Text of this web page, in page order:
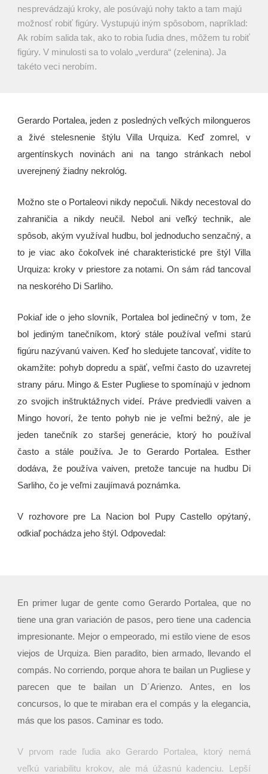
nesprevádzajú kroky, ale posúvajú nohy takto a tam majú
možnosť robiť figúry. Vystupujú iným spôsobom, napríklad:
Ak robím salida tak, ako to robia ľudia dnes, môžem tu robiť
figúry. V minulosti sa to volalo „verdura“ (zelenina). Ja
takéto veci nerobím.
Gerardo Portalea, jeden z posledných veľkých milongueros
a živé stelesnenie štýlu Villa Urquiza. Keď zomrel, v
argentínskych novinách ani na tango stránkach nebol
uverejnený žiadny nekrológ.
Možno ste o Portaleovi nikdy nepočuli. Nikdy necestoval do
zahraničia a nikdy neučil. Nebol ani veľký technik, ale
spôsob, akým využíval hudbu, bol jednoducho senzačný, a
to je viac ako čokoľvek iné charakteristické pre štýl Villa
Urquiza: kroky v priestore za notami. On sám rád tancoval
na neskorého Di Sarliho.
Pokiaľ ide o jeho slovník, Portalea bol jedinečný v tom, že
bol jediným tanečníkom, ktorý stále používal veľmi starú
figúru nazývanú vaiven. Keď ho sledujete tancovať, vidíte to
okamžite: pohyb dopredu a späť, veľmi často do uzavretej
strany páru. Mingo & Ester Pugliese to spomínajú v jednom
zo svojich inštruktážnych videí. Práve predviedli vaiven a
Mingo hovorí, že tento pohyb nie je veľmi bežný, ale je
jeden tanečník zo staršej generácie, ktorý ho používal
často a stále používa. Je to Gerardo Portalea. Esther
dodáva, že používa vaiven, pretože tancuje na hudbu Di
Sarliho, čo je veľmi zaujímavá poznámka.
V rozhovore pre La Nacion bol Pupy Castello opýtaný,
odkiaľ pochádza jeho štýl. Odpovedal:
En primer lugar de gente como Gerardo Portalea, que no
tiene una gran variación de pasos, pero tiene una cadencia
impresionante. Mejor o empeorado, mi estilo viene de esos
viejos de Urquiza. Bien paradito, bien armado, llevando el
compás. No corriendo, porque ahora te bailan un Pugliese y
parecen que te bailan un D´Arienzo. Antes, en los
concursos, lo que te miraban era el compás y la elegancia,
más que los pasos. Caminar es todo.
V prvom rade ľudia ako Gerardo Portalea, ktorý nemá
veľkú variabilitu krokov, ale má úžasnú kadenciu. Lepší